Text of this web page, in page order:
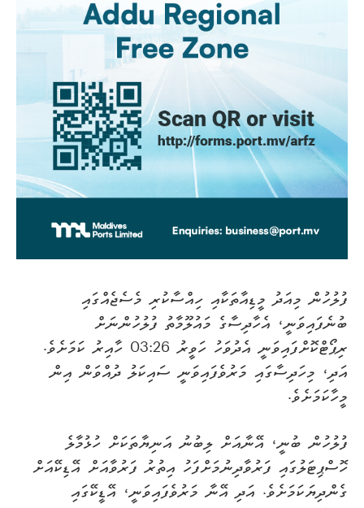
ފުލުހުން މިއަދު މީޑިއާތަކާއި ހިއްސާކުރި މެސެޖެއްގައި
ބުނެފައިވަނީ، އެހާދިސާގެ މައުލޫމާތު ފުލުހުންނަށް
ރިޕޯޓްކޮށްފައިވަނީ އެދުވަހު ހަވީރު 03:26 ހާއިރު ކަމަށެވެ.
އަދި، މިހަދިސާގައި މަރުވެފައިވަނީ ސައިކަލު ދުއްވަން އިން
މީހާކަމަށެވެ.
ފުލުހުން ބުނީ، އޭނާއަށް ލިބުނު އަނިޔާތަކަށް ހުޅުމާލެ
ހޮސްޕިޓަލުގައި ފަރުވާދިނުމަށްފަހު އިތުރު ފަރުވާއަށް އޭޑިކޭއަށް
ގެންދިޔަކަމަށެވެ. އަދި އޭނާ މަރުވެފައިވަނީ، އޭޑީކޭގައި